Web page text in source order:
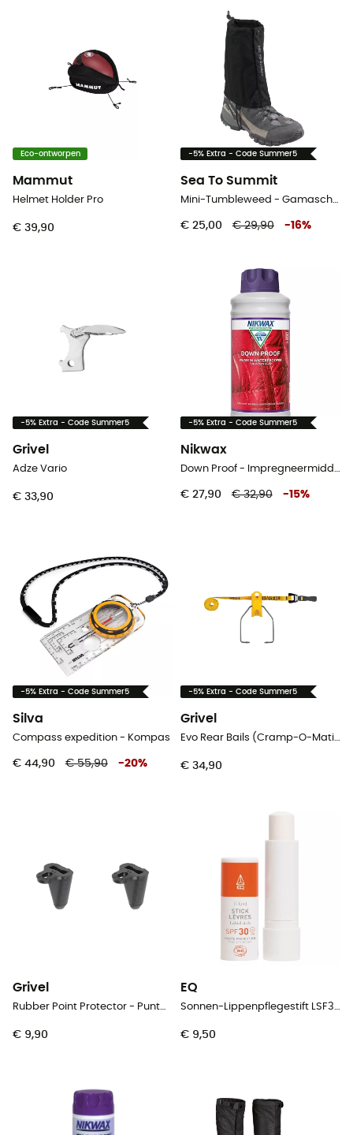
Eco-ontworpen
Mammut
Helmet Holder Pro
€ 39,90
-5% Extra - Code Summer5
Sea To Summit
Mini-Tumbleweed - Gamaschen
€ 25,00 € 29,90 -16%
-5% Extra - Code Summer5
Grivel
Adze Vario
€ 33,90
-5% Extra - Code Summer5
Nikwax
Down Proof - Impregneermiddel
€ 27,90 € 32,90 -15%
-5% Extra - Code Summer5
Silva
Compass expedition - Kompas
€ 44,90 € 55,90 -20%
-5% Extra - Code Summer5
Grivel
Evo Rear Bails (Cramp-O-Matic Evo & New-Matic Evo & T-Matic Evo)
€ 34,90
Grivel
Rubber Point Protector - Puntbeschermer voor ijsbijl
€ 9,90
EQ
Sonnen-Lippenpflegestift LSF30 - Lippenbalsem
€ 9,50